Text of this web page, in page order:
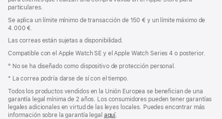
particulares.
Se aplica un límite mínimo de transacción de 150 € y un límite máximo de
4.000 €.
Las correas están sujetas a disponibilidad.
Compatible con el Apple Watch SE y el Apple Watch Series 4 o posterior.
° No se ha diseñado como dispositivo de protección personal.
* La correa podría darse de sí con el tiempo.
Todos los productos vendidos en la Unión Europea se benefician de una
garantía legal mínima de 2 años. Los consumidores pueden tener garantías
legales adicionales en virtud de las leyes locales. Puedes encontrar más
información sobre la garantía legal aquí.